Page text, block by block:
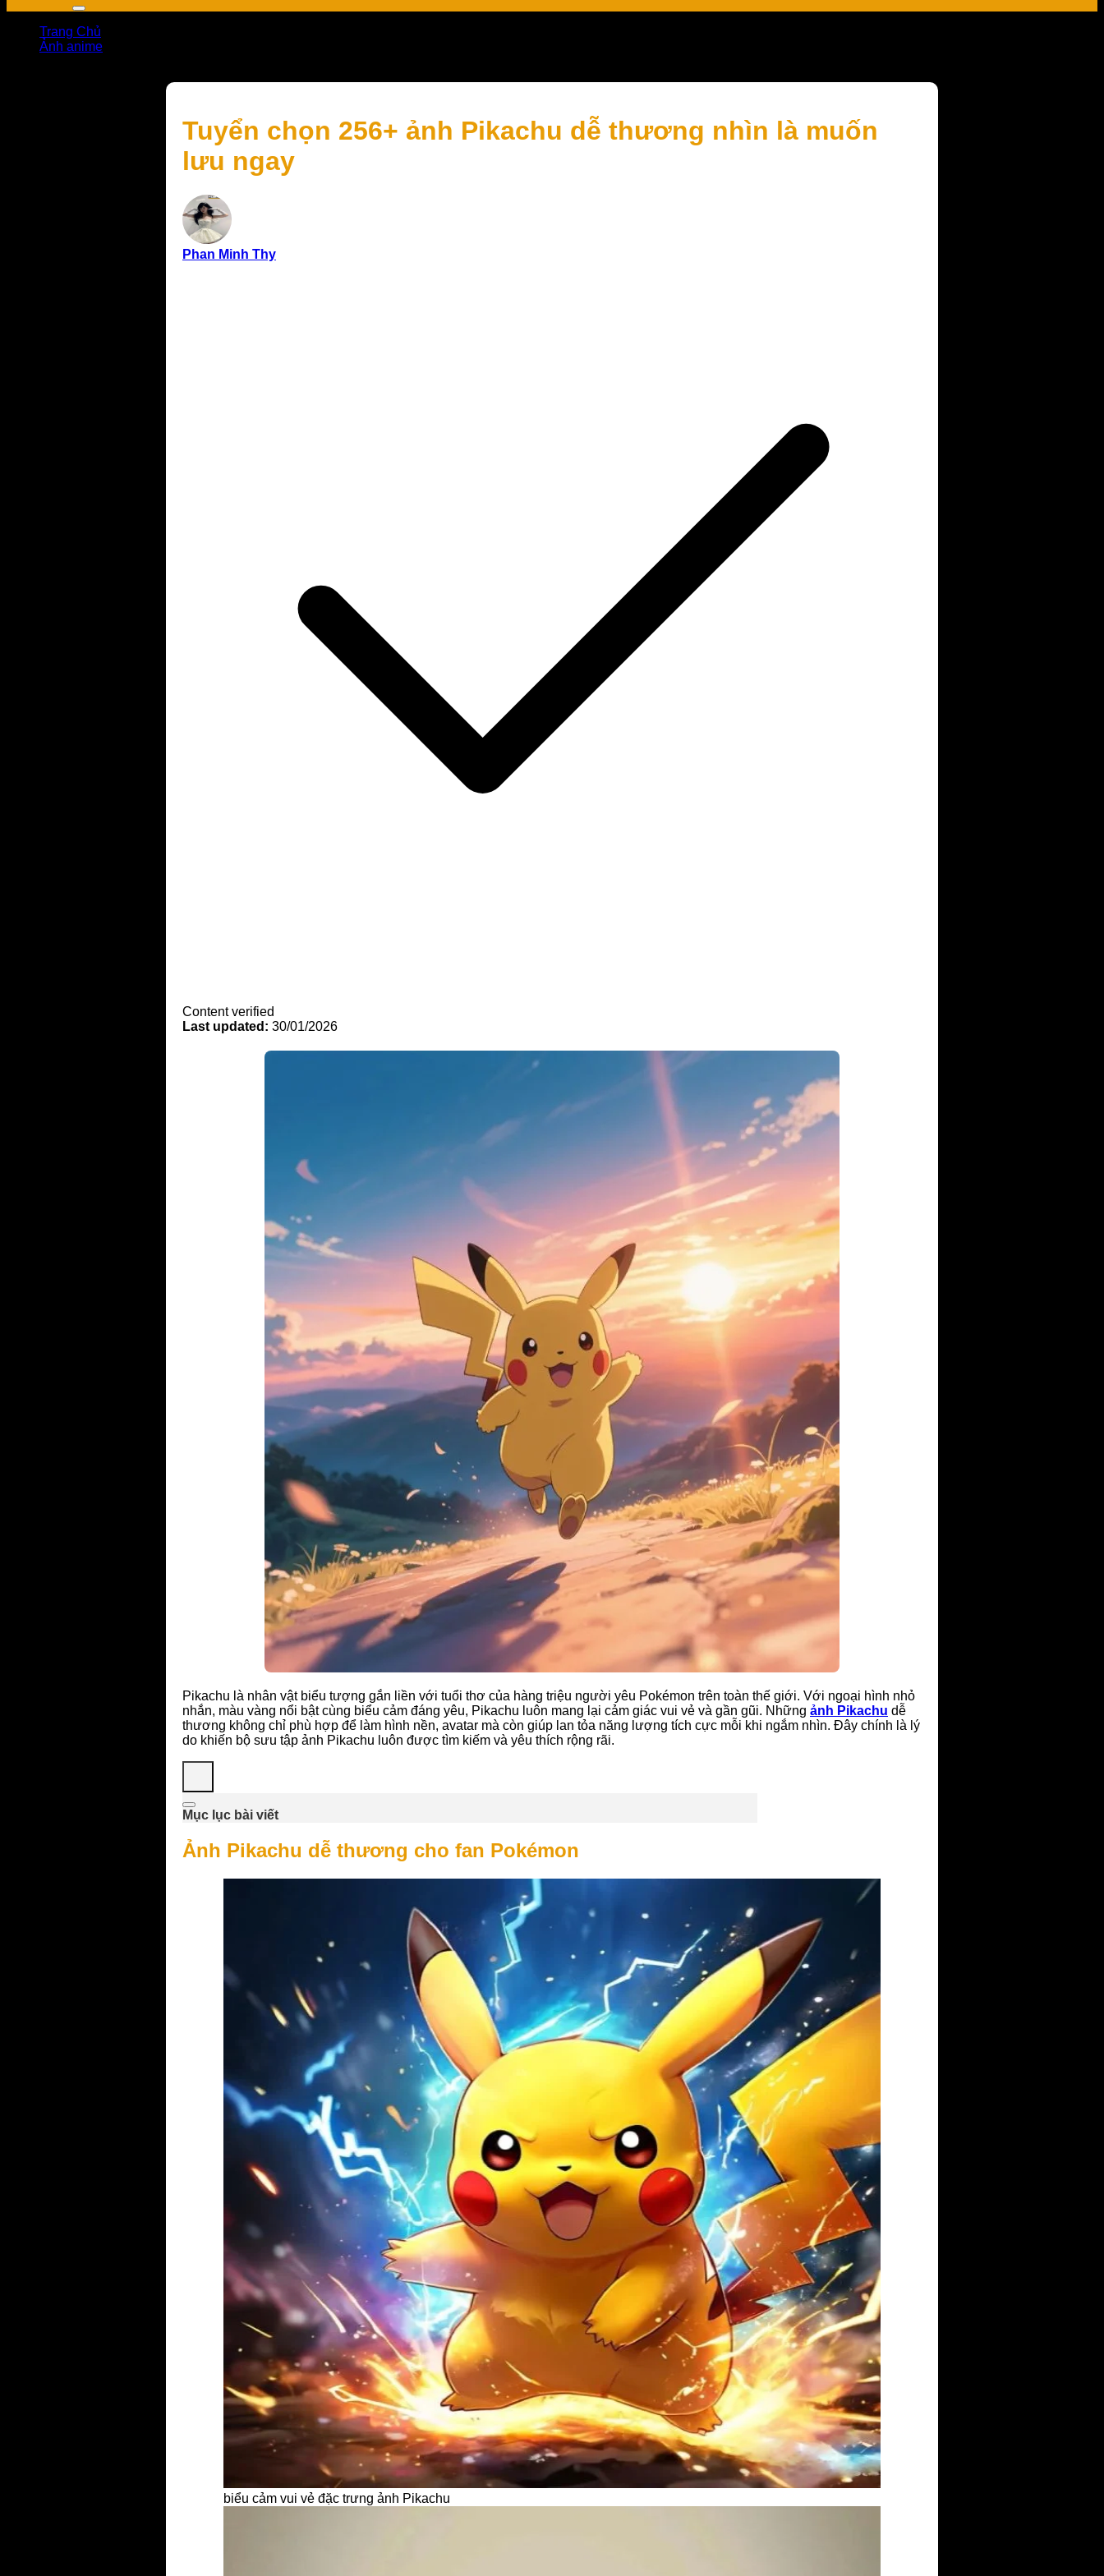
Trang Chủ
Ảnh anime
Tuyển chọn 256+ ảnh Pikachu dễ thương nhìn là muốn
lưu ngay
Phan Minh Thy
Content verified
Last updated: 30/01/2026
Pikachu là nhân vật biểu tượng gắn liền với tuổi thơ của hàng triệu người yêu Pokémon trên toàn thế giới. Với ngoại hình nhỏ
nhắn, màu vàng nổi bật cùng biểu cảm đáng yêu, Pikachu luôn mang lại cảm giác vui vẻ và gần gũi. Những ảnh Pikachu dễ
thương không chỉ phù hợp để làm hình nền, avatar mà còn giúp lan tỏa năng lượng tích cực mỗi khi ngắm nhìn. Đây chính là lý
do khiến bộ sưu tập ảnh Pikachu luôn được tìm kiếm và yêu thích rộng rãi.
Mục lục bài viết
Ảnh Pikachu dễ thương cho fan Pokémon
biểu cảm vui vẻ đặc trưng ảnh Pikachu